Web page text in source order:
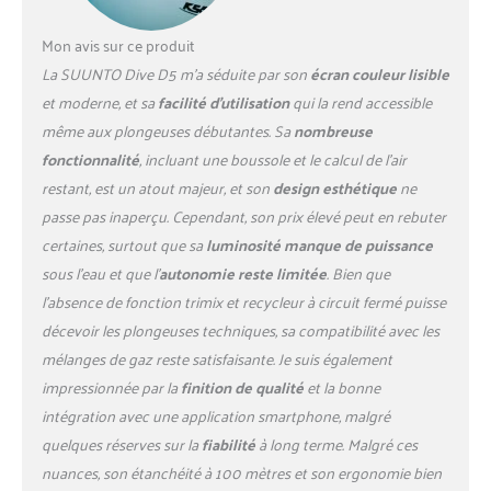
vous sans fil à Suunto App
pour recevoir des
notifications d'applications
【Plusieurs Modes de
Plongée】Choisissez entre 3
modes de plongée, naviguez
dans le menu simple et
basculez facilement entre les
vues et les paramètres Vous
pouvez facilement
personnaliser votre mode de
plongée dans l'application
Suunto, choisir différents
styles d'affichage et choisir
les détails que vous
souhaitez voir pendant
votre plongée La
personnalisation des modes
Mon avis sur ce produit
La SUUNTO Dive D5 m’a séduite par sonécran couleur lisible
et moderne, et safacilité d’utilisationqui la rend accessible
même aux plongeuses débutantes. Sanombreuse
fonctionnalité, incluant une boussole et le calcul de l’air
restant, est un atout majeur, et sondesign esthétiquene
passe pas inaperçu. Cependant, son prix élevé peut en rebuter
certaines, surtout que saluminosité manque de puissance
sous l’eau et que l’autonomie reste limitée. Bien que
l’absence de fonction trimix et recycleur à circuit fermé puisse
décevoir les plongeuses techniques, sa compatibilité avec les
mélanges de gaz reste satisfaisante. Je suis également
impressionnée par lafinition de qualitéet la bonne
intégration avec une application smartphone, malgré
quelques réserves sur lafiabilitéà long terme. Malgré ces
nuances, son étanchéité à 100 mètres et son ergonomie bien